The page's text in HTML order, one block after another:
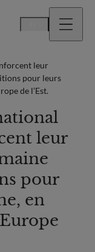
leur
pour leurs
de l’Est.
leur
pour
en